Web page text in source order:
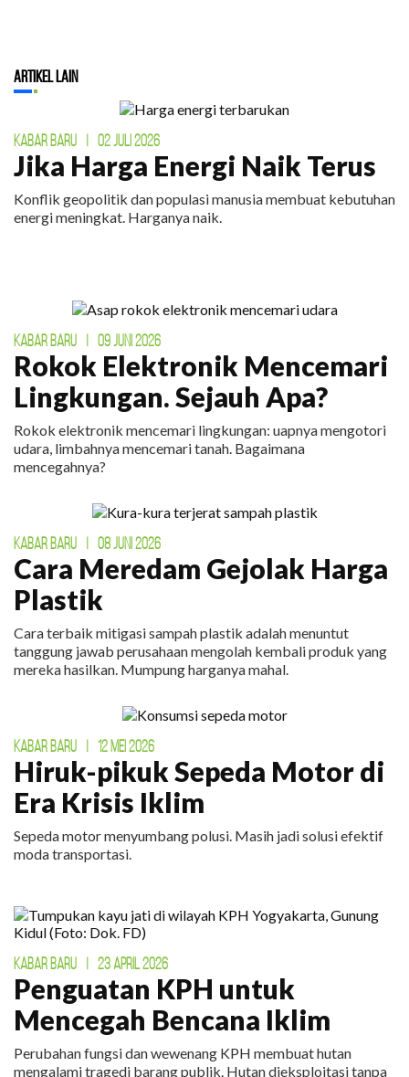
Artikel Lain
KABAR BARU 02 JULI 2026
Jika Harga Energi Naik Terus
Konflik geopolitik dan populasi manusia membuat kebutuhan
energi meningkat. Harganya naik.
KABAR BARU 09 JUNI 2026
Rokok Elektronik Mencemari
Lingkungan. Sejauh Apa?
Rokok elektronik mencemari lingkungan: uapnya mengotori
udara, limbahnya mencemari tanah. Bagaimana
mencegahnya?
KABAR BARU 08 JUNI 2026
Cara Meredam Gejolak Harga
Plastik
Cara terbaik mitigasi sampah plastik adalah menuntut
tanggung jawab perusahaan mengolah kembali produk yang
mereka hasilkan. Mumpung harganya mahal.
KABAR BARU 12 MEI 2026
Hiruk-pikuk Sepeda Motor di
Era Krisis Iklim
Sepeda motor menyumbang polusi. Masih jadi solusi efektif
moda transportasi.
KABAR BARU 23 APRIL 2026
Penguatan KPH untuk
Mencegah Bencana Iklim
Perubahan fungsi dan wewenang KPH membuat hutan
mengalami tragedi barang publik. Hutan dieksploitasi tanpa